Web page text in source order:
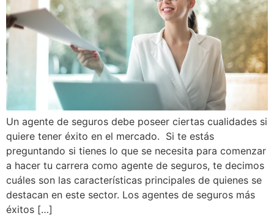
Un agente de seguros debe poseer ciertas cualidades si
quiere tener éxito en el mercado. Si te estás
preguntando si tienes lo que se necesita para comenzar
a hacer tu carrera como agente de seguros, te decimos
cuáles son las características principales de quienes se
destacan en este sector. Los agentes de seguros más
éxitos […]